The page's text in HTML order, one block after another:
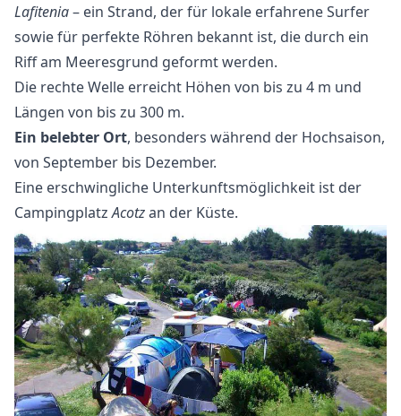
Lafitenia– ein Strand, der für lokale erfahrene Surfer
sowie für perfekte Röhren bekannt ist, die durch ein
Riff am Meeresgrund geformt werden.
Die rechte Welle erreicht Höhen von bis zu 4 m und
Längen von bis zu 300 m.
Ein belebter Ort, besonders während der Hochsaison,
von September bis Dezember.
Eine erschwingliche Unterkunftsmöglichkeit ist der
CampingplatzAcotzan der Küste.